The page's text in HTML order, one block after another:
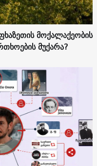
მოქალაქეობის
მუქარა?